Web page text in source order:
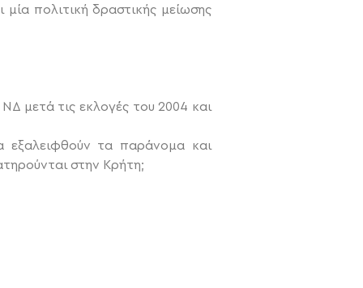
πολιτική δραστικής μείωσης
μετά τις εκλογές του 2004 και
εξαλειφθούν τα παράνομα και
στην Κρήτη;